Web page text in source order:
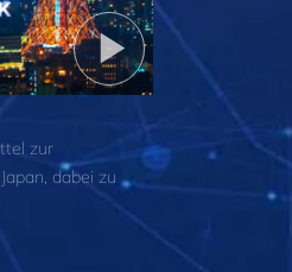
zur
dabei zu